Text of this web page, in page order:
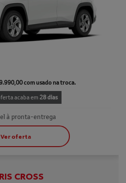
com usado na troca.
acaba em 28 dias
à pronta-entrega
Ver oferta
CROSS